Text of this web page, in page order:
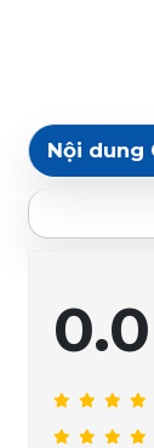
Nội dung
0.0